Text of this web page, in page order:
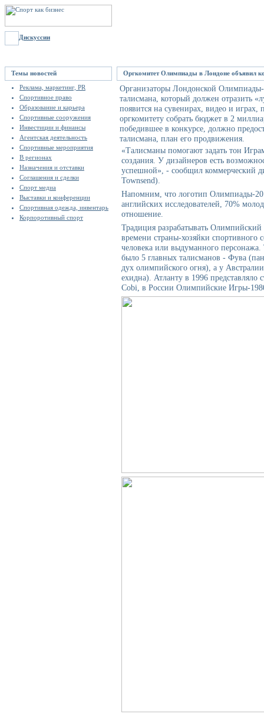
Дискуссии
Темы новостей
Реклама, маркетинг, PR
Спортивное право
Образование и карьера
Спортивные сооружения
Инвестиции и финансы
Агентская деятельность
Спортивные мероприятия
В регионах
Назначения и отставки
Соглашения и сделки
Спорт медиа
Выставки и конференции
Спортивная одежда, инвентарь
Корпоротивный спорт
Оргкомитет Олимпиады в Лондоне объявил
Организаторы Лондонской Олимпиады-
талисмана, который должен отразить
появится на сувенирах, видео и
оргкомитету собрать бюджет в 2
победившее в конкурсе, должно
талисмана, план его продвижения.
«Талисманы помогают задать тон
создания. У дизайнеров есть
успешной», - сообщил коммерческий
Townsend).
Напомним, что логотип Олимпиады-
английских исследователей, 70%
отношение.
Традиция разрабатывать Олимпийский
времени страны-хозяйки спортивного
человека или выдуманного
было 5 главных талисманов - Фува
дух олимпийского огня), а у
ехидна). Атланту в 1996 представляло
Cobi, в России Олимпийские Игры-